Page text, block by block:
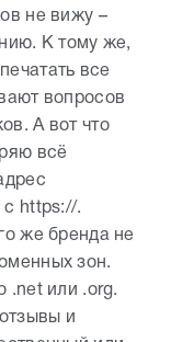
не вижу –
К тому же,
все
вопросов
А вот что
всё
с https://.
же бренда не
зон.
.net или .org.
и